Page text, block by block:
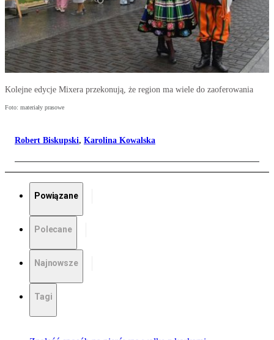
Kolejne edycje Mixera przekonują, że region ma wiele do zaoferowania
Foto: materiały prasowe
Robert Biskupski, Karolina Kowalska
Powiązane
Polecane
Najnowsze
Tagi